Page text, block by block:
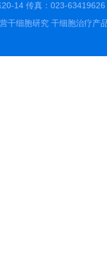
14 传真：023-
干细胞研究 干细胞治疗产